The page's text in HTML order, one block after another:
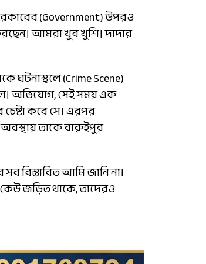
(Government) উপরও
আমরা খুব খুশি। দাদার
ঘটনাস্থলে (Crime Scene)
অভিযোগ, সেই সময় এক
চেষ্টা করে সে। এরপর
তাকে বারুইপুর
বিস্তারিত আমি জানি না।
জড়িত থাকে, তাদেরও